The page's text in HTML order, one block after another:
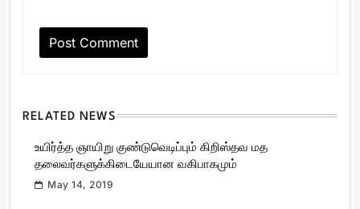
RELATED NEWS
உயிர்த்த ஞாயிறு குண்டுவெடிப்பும் கிறிஸ்தவ மத
தலைவர்களுக்கிடையேயான வகிபாகமும்
May 14, 2019